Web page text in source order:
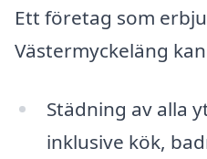
Ett företag som
Västermyckeläng
Städning av alla
inklusive kök,